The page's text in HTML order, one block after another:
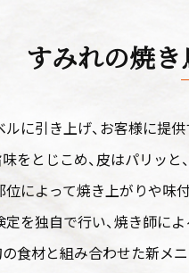
すみれの焼
に引き上げ、お客様に提
をとじこめ、皮はパリッと
位によって焼き上がりや味
を独自で行い、焼き師に
食材と組み合わせた新メ